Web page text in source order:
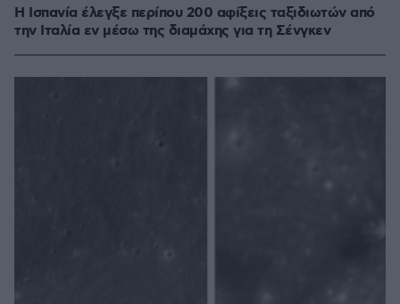
Η Ισπανία έλεγξε περίπου 200 αφίξεις ταξιδιωτών από
την Ιταλία εν μέσω της διαμάχης για τη Σένγκεν